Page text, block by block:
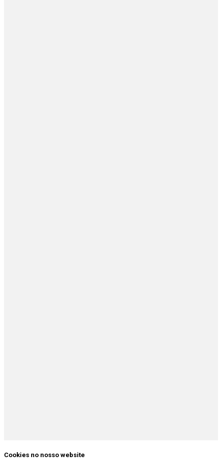
Cookies no nosso website